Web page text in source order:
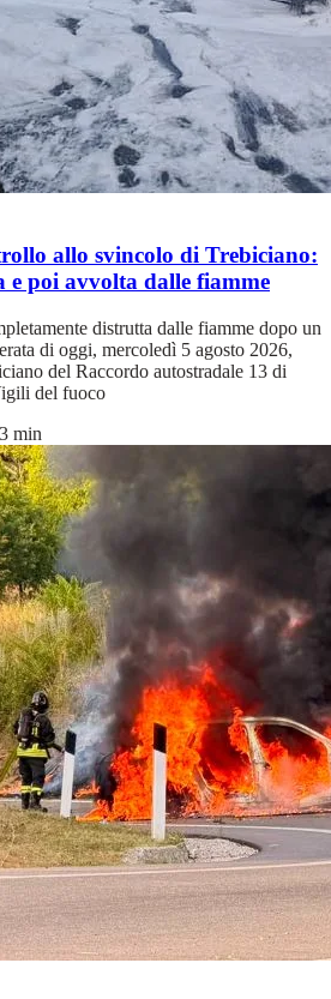
allo svincolo di Trebiciano:
e poi avvolta dalle fiamme
distrutta dalle fiamme dopo un
di oggi, mercoledì 5 agosto 2026,
del Raccordo autostradale 13 di
del fuoco
3 min